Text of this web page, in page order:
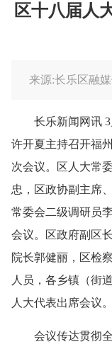
区十八届人
来源:长乐区融
长乐新闻网讯 3
许开夏主持召开福
次会议。区人大常
忠，区政协副主席
常委会二级调研员
会议。区政府副区
院长郭健丽，区检
人员，各乡镇（街
人大代表出席会议。
会议传达贯彻全